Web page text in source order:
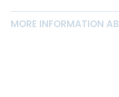
MORE INFORMATION